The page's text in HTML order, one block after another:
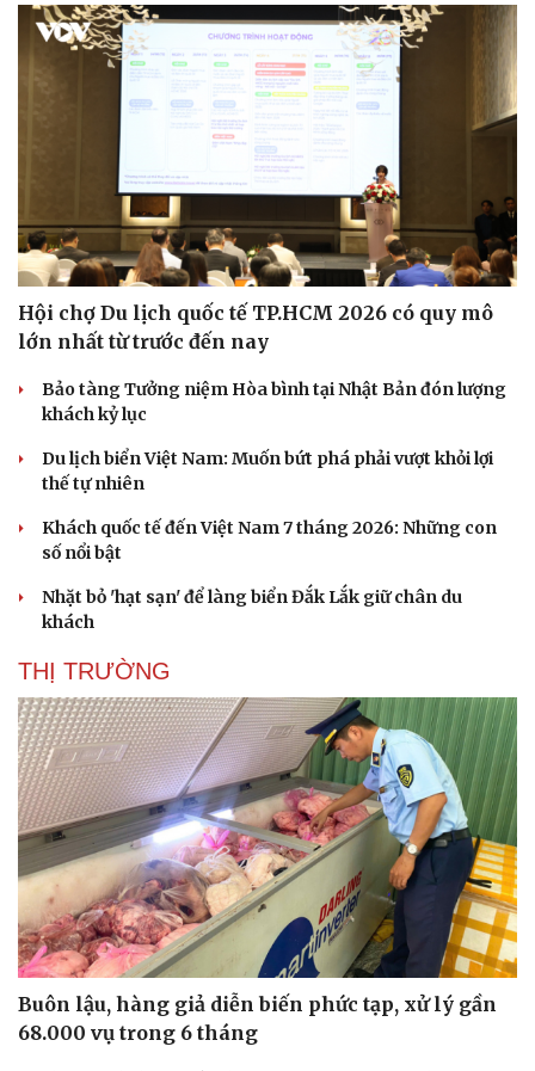
Du lịch
Podcast
Câu chuyện thời sự
Đọc truyện đêm khuya
Cửa sổ tình yêu
Kể chuyện cho bé
Hạt giống tâm hồn
Hội chợ Du lịch quốc tế TP.HCM 2026 có quy mô
lớn nhất từ trước đến nay
Bảo tàng Tưởng niệm Hòa bình tại Nhật Bản đón lượng
khách kỷ lục
Du lịch biển Việt Nam: Muốn bứt phá phải vượt khỏi lợi
thế tự nhiên
Khách quốc tế đến Việt Nam 7 tháng 2026: Những con
số nổi bật
Nhặt bỏ 'hạt sạn' để làng biển Đắk Lắk giữ chân du
khách
THỊ TRƯỜNG
Buôn lậu, hàng giả diễn biến phức tạp, xử lý gần
68.000 vụ trong 6 tháng